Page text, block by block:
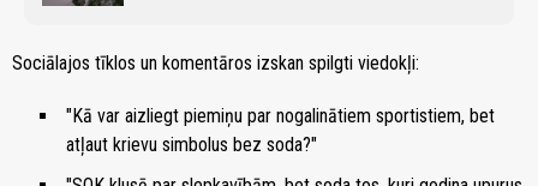
Sociālajos tīklos un komentāros izskan spilgti viedokļi:
"Kā var aizliegt piemiņu par nogalinātiem sportistiem, bet
atļaut krievu simbolus bez soda?"